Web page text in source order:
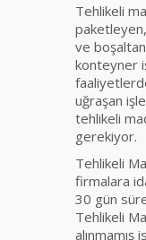
Tehlikeli
ve
konteyner
uğraşan
tehlikeli
gerekiyor.
Tehlikeli
firmalara
30 gün
Tehlikeli
alınmamış